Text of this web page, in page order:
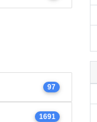
97
1691